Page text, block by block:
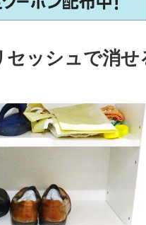
ッシュで消せ